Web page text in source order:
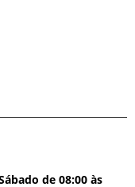
de 08:00 às